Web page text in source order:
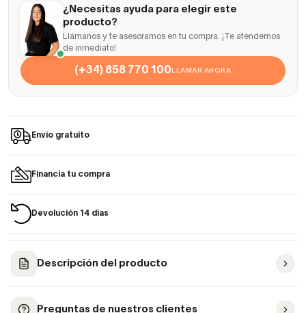
¿Necesitas ayuda para elegir este
producto?
Llámanos y te asesoramos en tu compra. ¡Te atendemos
de inmediato!
(+34) 858 770 100LLAMAR AHORA
Envío gratuito
Financia tu compra
Devolución 14 días
Descripción del producto
Preguntas de nuestros clientes